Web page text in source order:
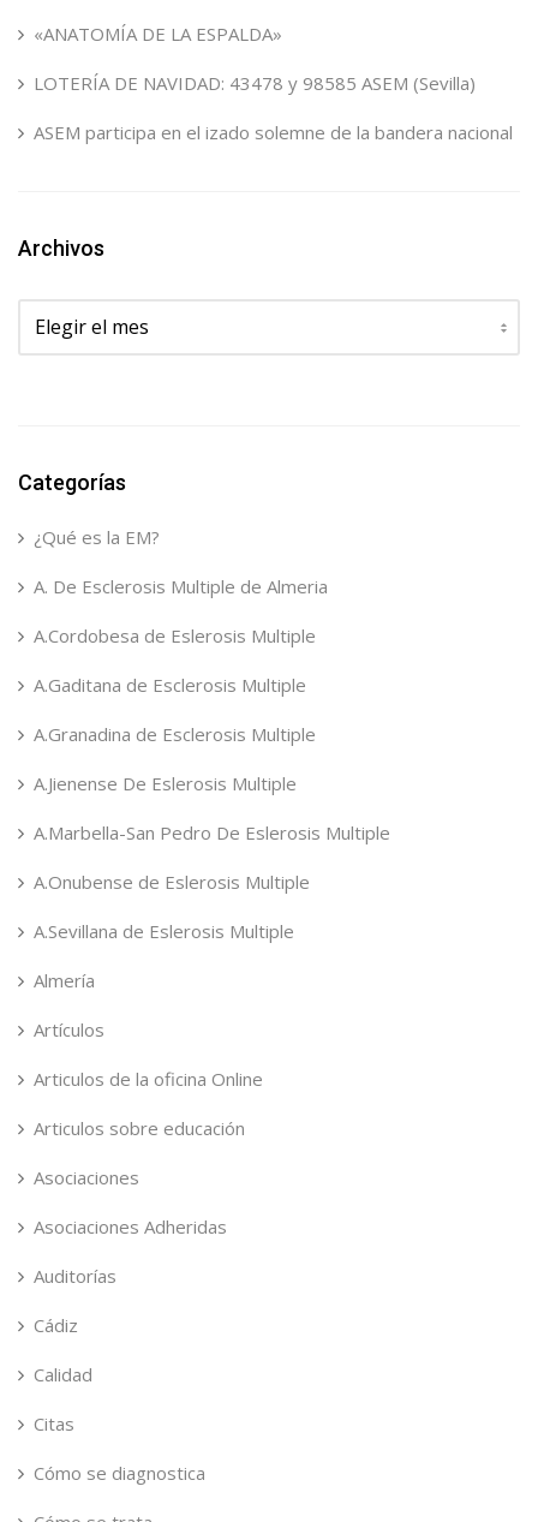
«ANATOMÍA DE LA ESPALDA»
LOTERÍA DE NAVIDAD: 43478 y 98585 ASEM (Sevilla)
ASEM participa en el izado solemne de la bandera nacional
Archivos
Archivos
Categorías
¿Qué es la EM?
A. De Esclerosis Multiple de Almeria
A.Cordobesa de Eslerosis Multiple
A.Gaditana de Esclerosis Multiple
A.Granadina de Esclerosis Multiple
A.Jienense De Eslerosis Multiple
A.Marbella-San Pedro De Eslerosis Multiple
A.Onubense de Eslerosis Multiple
A.Sevillana de Eslerosis Multiple
Almería
Artículos
Articulos de la oficina Online
Articulos sobre educación
Asociaciones
Asociaciones Adheridas
Auditorías
Cádiz
Calidad
Citas
Cómo se diagnostica